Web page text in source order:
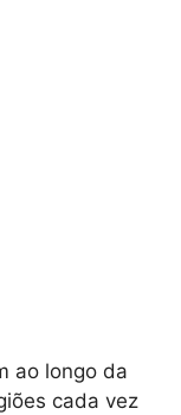
ao longo da
cada vez